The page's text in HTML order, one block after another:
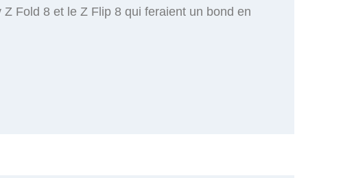
Fold 8 et le Z Flip 8 qui feraient un bond en